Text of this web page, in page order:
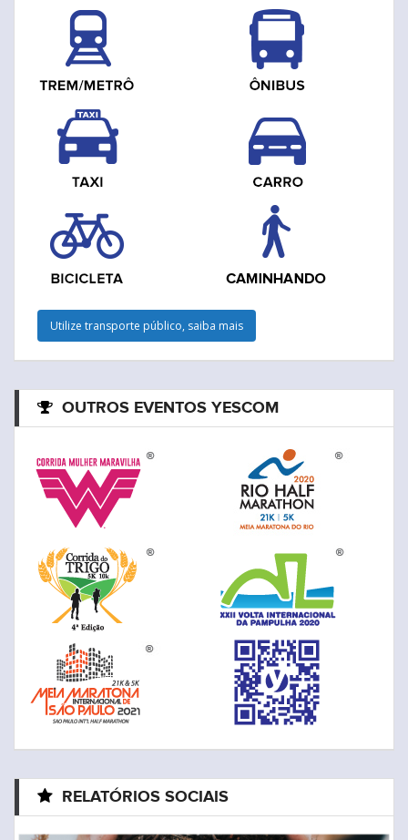
Utilize transporte público, saiba mais
OUTROS EVENTOS YESCOM
RELATÓRIOS SOCIAIS